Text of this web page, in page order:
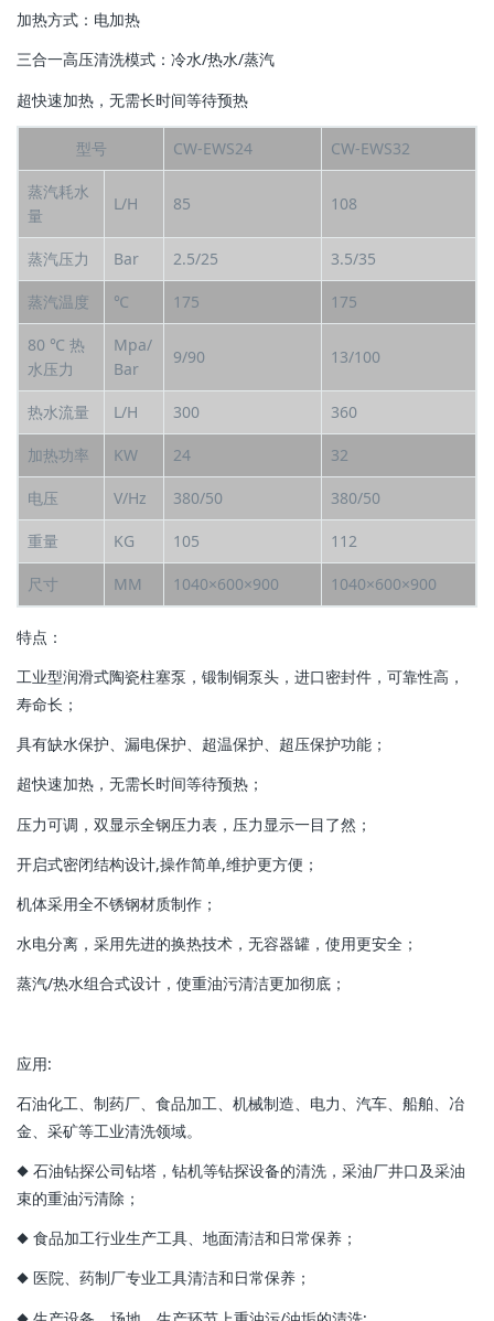
加热方式：电加热
三合一高压清洗模式：冷水/热水/蒸汽
超快速加热，无需长时间等待预热
型号 CW-EWS24 CW-EWS32
蒸汽耗水
量
L/H 85 108
蒸汽压力 Bar 2.5/25 3.5/35
蒸汽温度 ℃ 175 175
80 ℃ 热
水压力
Mpa/
Bar
9/90 13/100
热水流量 L/H 300 360
加热功率 KW 24 32
电压 V/Hz 380/50 380/50
重量 KG 105 112
尺寸 MM 1040×600×900 1040×600×900
特点：
工业型润滑式陶瓷柱塞泵，锻制铜泵头，进口密封件，可靠性高，
寿命长；
具有缺水保护、漏电保护、超温保护、超压保护功能；
超快速加热，无需长时间等待预热；
压力可调，双显示全钢压力表，压力显示一目了然；
开启式密闭结构设计,操作简单,维护更方便；
机体采用全不锈钢材质制作；
水电分离，采用先进的换热技术，无容器罐，使用更安全；
蒸汽/热水组合式设计，使重油污清洁更加彻底；
应用:
石油化工、制药厂、食品加工、机械制造、电力、汽车、船舶、冶
金、采矿等工业清洗领域。
◆ 石油钻探公司钻塔，钻机等钻探设备的清洗，采油厂井口及采油
束的重油污清除；
◆ 食品加工行业生产工具、地面清洁和日常保养；
◆ 医院、药制厂专业工具清洁和日常保养；